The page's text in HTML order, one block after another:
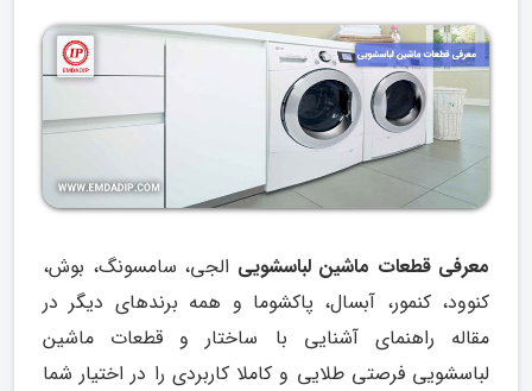
معرفی قطعات ماشین لباسشویی الجی، سامسونگ، بوش،
کنوود، کنمور، آبسال، پاکشوما و همه برندهای دیگر در
مقاله راهنمای آشنایی با ساختار و قطعات ماشین
لباسشویی فرصتی طلایی و کاملا کاربردی را در اختیار شما